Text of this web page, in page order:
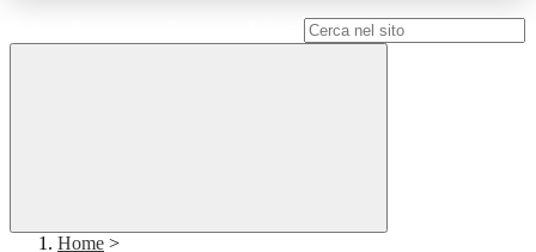
Home >